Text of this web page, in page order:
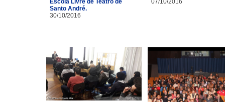
Santo André.
30/10/2016